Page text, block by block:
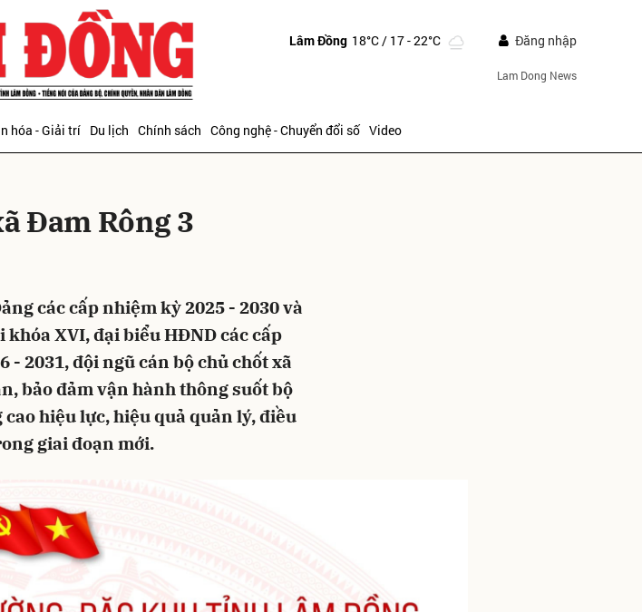
Lâm Đồng 18°C/ 17 - 22°C Đăng nhập
Lam Dong News
hóa - Giải trí Du lịch Chính sách Công nghệ - Chuyển đổi số Video
Đam Rông 3
các cấp nhiệm kỳ 2025 - 2030 và
khóa XVI, đại biểu HĐND các cấp
2031, đội ngũ cán bộ chủ chốt xã
bảo đảm vận hành thông suốt bộ
hiệu lực, hiệu quả quản lý, điều
giai đoạn mới.
Hủy Gửi